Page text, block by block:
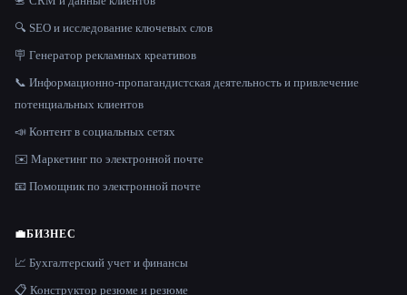
🔍 SEO и исследование ключевых слов
🪧 Генератор рекламных креативов
📞 Информационно-пропагандистская деятельность и привлечение
потенциальных клиентов
📣 Контент в социальных сетях
✉️ Маркетинг по электронной почте
📧 Помощник по электронной почте
💼БИЗНЕС
📈 Бухгалтерский учет и финансы
📋 Конструктор резюме и резюме